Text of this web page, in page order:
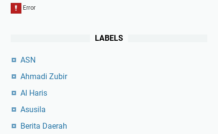
LABELS
ASN
Ahmadi Zubir
Al Haris
Asusila
Berita Daerah